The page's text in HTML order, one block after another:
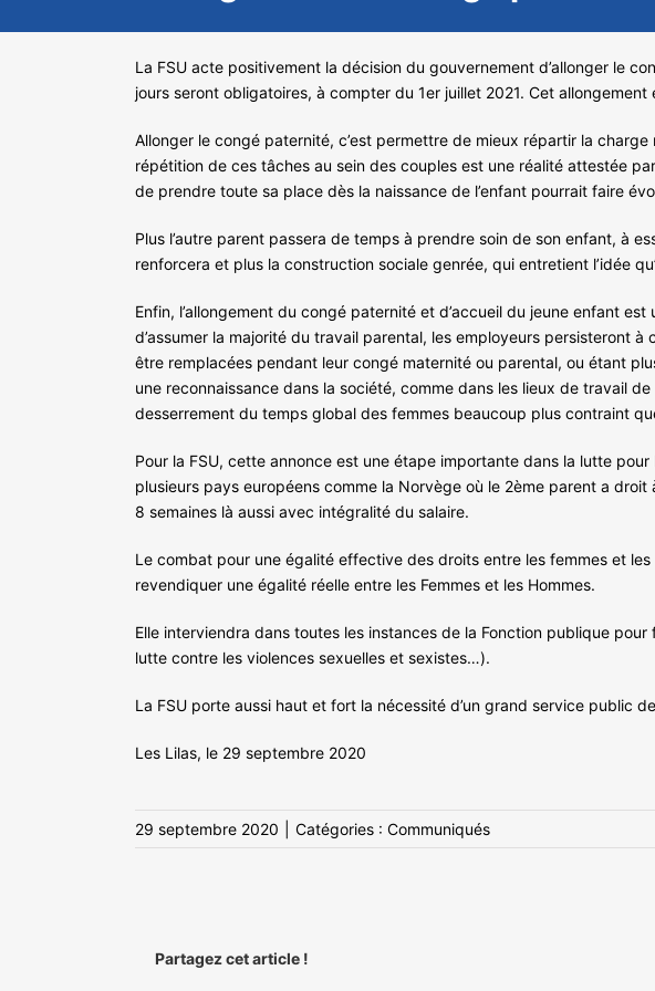
La FSU acte positivement la décision du gouvernement d’allonger le
jours seront obligatoires, à compter du 1er juillet 2021. Cet
Allonger le congé paternité, c’est permettre de mieux répartir la
répétition de ces tâches au sein des couples est une réalité attestée
de prendre toute sa place dès la naissance de l’enfant pourrait faire
Plus l’autre parent passera de temps à prendre soin de son enfant, à
renforcera et plus la construction sociale genrée, qui entretient l’idée
Enfin, l’allongement du congé paternité et d’accueil du jeune enfant
d’assumer la majorité du travail parental, les employeurs persisteront
être remplacées pendant leur congé maternité ou parental, ou étant
une reconnaissance dans la société, comme dans les lieux de travail
desserrement du temps global des femmes beaucoup plus contraint
Pour la FSU, cette annonce est une étape importante dans la lutte
plusieurs pays européens comme la Norvège où le 2ème parent a
8 semaines là aussi avec intégralité du salaire.
Le combat pour une égalité effective des droits entre les femmes et
revendiquer une égalité réelle entre les Femmes et les Hommes.
Elle interviendra dans toutes les instances de la Fonction publique
lutte contre les violences sexuelles et sexistes…).
La FSU porte aussi haut et fort la nécessité d’un grand service public
Les Lilas, le 29 septembre 2020
29 septembre 2020 Catégories : Communiqués
Partagez cet article !